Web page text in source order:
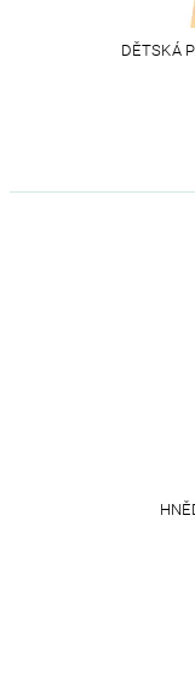
DĚTSKÁ